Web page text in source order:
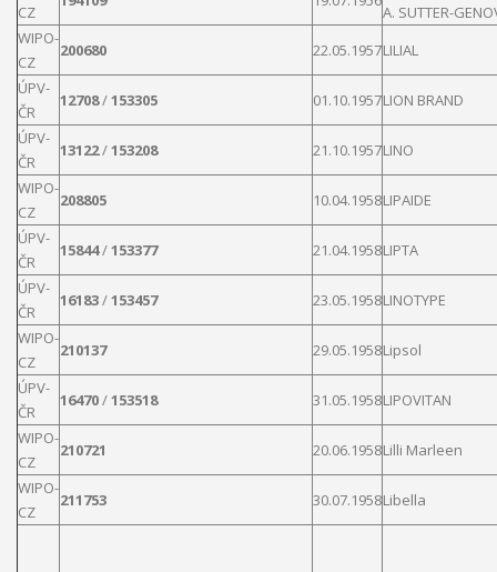
CZ
A. SUTTER-
WIPO-
CZ
200680 22.05.1957LILIAL
ÚPV-
ČR
12708/153305 01.10.1957LION BRAND
ÚPV-
ČR
13122/153208 21.10.1957LINO
WIPO-
CZ
208805 10.04.1958LIPAIDE
ÚPV-
ČR
15844/153377 21.04.1958LIPTA
ÚPV-
ČR
16183/153457 23.05.1958LINOTYPE
WIPO-
CZ
210137 29.05.1958Lipsol
ÚPV-
ČR
16470/153518 31.05.1958LIPOVITAN
WIPO-
CZ
210721 20.06.1958Lilli Marleen
WIPO-
CZ
211753 30.07.1958Libella